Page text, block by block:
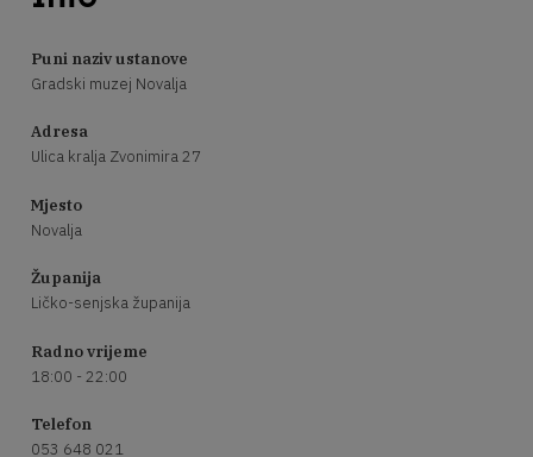
Puni naziv ustanove
Gradski muzej Novalja
Adresa
Ulica kralja Zvonimira 27
Mjesto
Novalja
Županija
Ličko-senjska županija
Radno vrijeme
18:00 - 22:00
Telefon
053 648 021